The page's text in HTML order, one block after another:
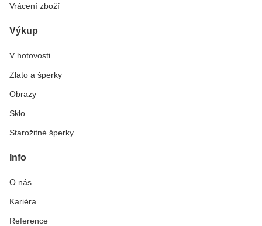
Vrácení zboží
Výkup
V hotovosti
Zlato a šperky
Obrazy
Sklo
Starožitné šperky
Info
O nás
Kariéra
Reference